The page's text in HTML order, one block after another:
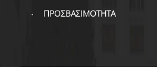
ΠΡΟΣΒΑΣΙΜΟΤΗΤΑ